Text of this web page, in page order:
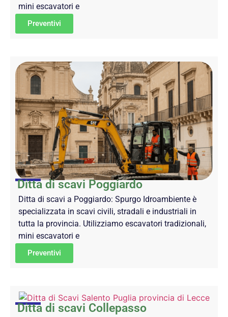
mini escavatori e
Preventivi
Ditta di scavi Poggiardo
Ditta di scavi a Poggiardo: Spurgo Idroambiente è
specializzata in scavi civili, stradali e industriali in
tutta la provincia. Utilizziamo escavatori tradizionali,
mini escavatori e
Preventivi
Ditta di scavi Collepasso